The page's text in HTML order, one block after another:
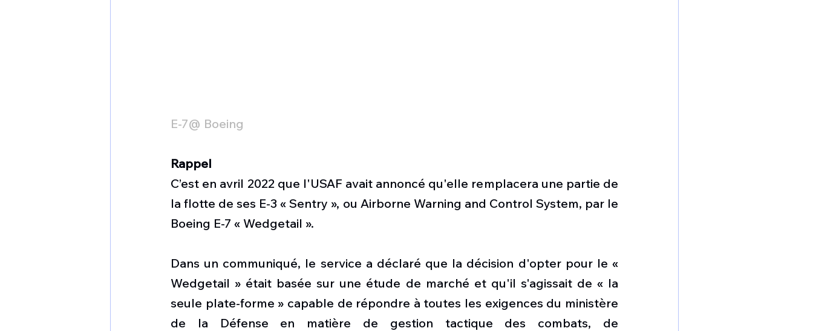
E-7@ Boeing
Rappel
C’est en avril 2022 que l'USAF avait annoncé qu'elle remplacera une partie de
la flotte de ses E-3 « Sentry », ou Airborne Warning and Control System, par le
Boeing E-7 « Wedgetail ».
Dans un communiqué, le service a déclaré que la décision d'opter pour le «
Wedgetail » était basée sur une étude de marché et qu'il s'agissait de « la
seule plate-forme » capable de répondre à toutes les exigences du ministère
de la Défense en matière de gestion tactique des combats, de